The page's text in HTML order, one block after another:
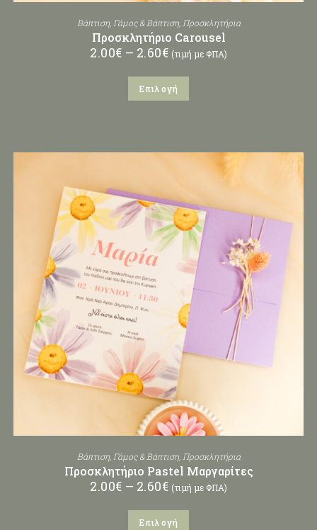
Βάπτιση,Γάμος & Βάπτιση,Προσκλητήρια
Προσκλητήριο Carousel
2.00€ – 2.60€ (τιμή με ΦΠΑ)
Επιλογή
Βάπτιση, Γάμος & Βάπτιση, Προσκλητήρια
Προσκλητήριο Pastel Μαργαρίτες
2.00€ – 2.60€ (τιμή με ΦΠΑ)
Επιλογή